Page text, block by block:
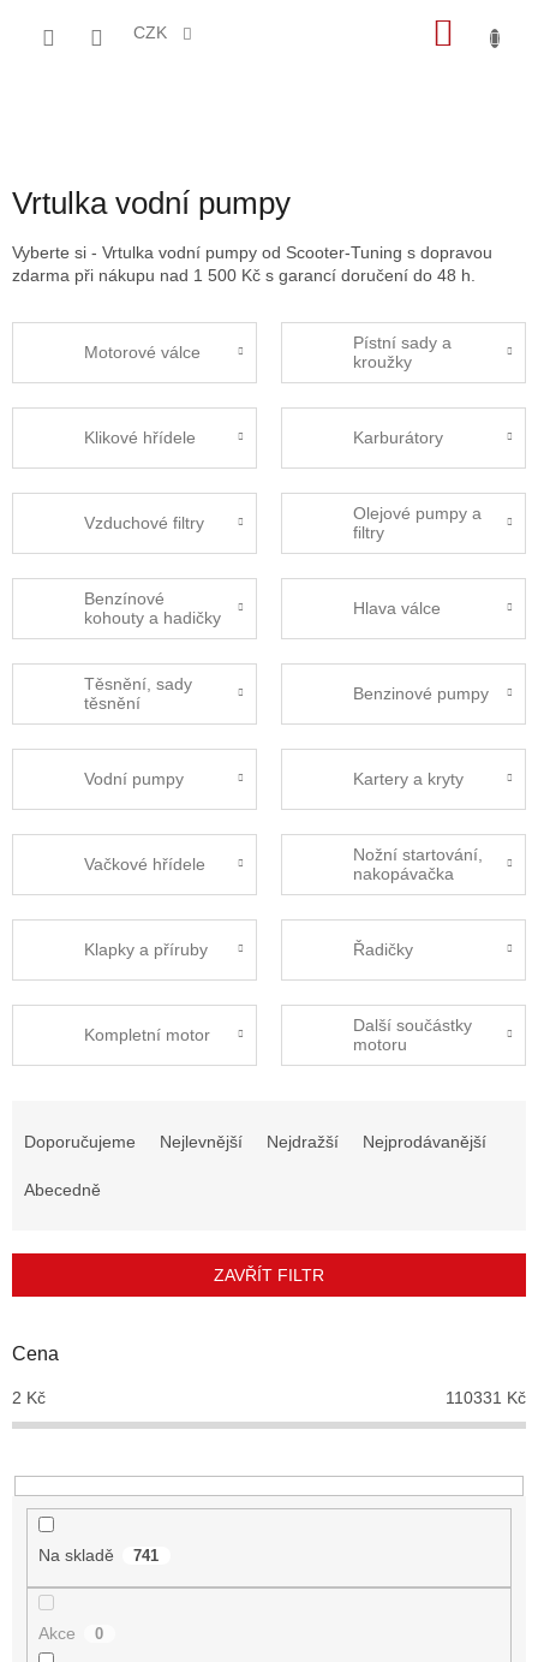
CZK
Vrtulka vodní pumpy
Vyberte si - Vrtulka vodní pumpy od Scooter-Tuning s dopravou
zdarma při nákupu nad 1 500 Kč s garancí doručení do 48 h.
Motorové válce
Pístní sady a
kroužky
Klikové hřídele Karburátory
Vzduchové filtry
Olejové pumpy a
filtry
Benzínové
kohouty a hadičky
Hlava válce
Těsnění, sady
těsnění
Benzinové pumpy
Vodní pumpy Kartery a kryty
Vačkové hřídele
Nožní startování,
nakopávačka
Klapky a příruby Řadičky
Kompletní motor
Další součástky
motoru
r
d
k
t
Doporučujeme Nejlevnější Nejdražší Nejprodávanější
Abecedně
ZAVŘÍT FILTR
Cena
2 Kč 110331 Kč
Na skladě 741
Akce 0